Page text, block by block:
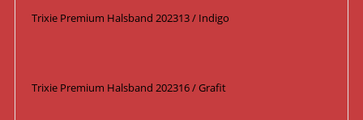
Trixie Premium Halsband 202313 / Indigo
Trixie Premium Halsband 202316 / Grafit